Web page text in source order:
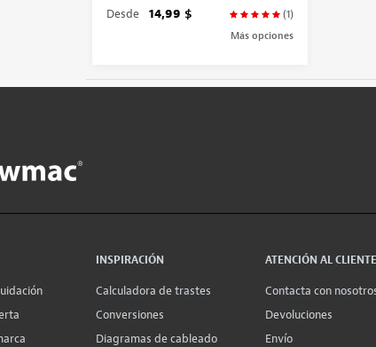
(1)
Desde 14,99 $
Más opciones
INSPIRACIÓN
Calculadora de trastes
Conversiones
Diagramas de cableado
ATENCIÓN AL CLIENTE
Contacta con
Devoluciones
Envío